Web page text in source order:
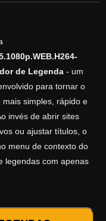
de Legenda - um
para tornar o
simples, rápido e
invés de abrir sites
ou ajustar títulos, o
menu de contexto do
legendas com apenas